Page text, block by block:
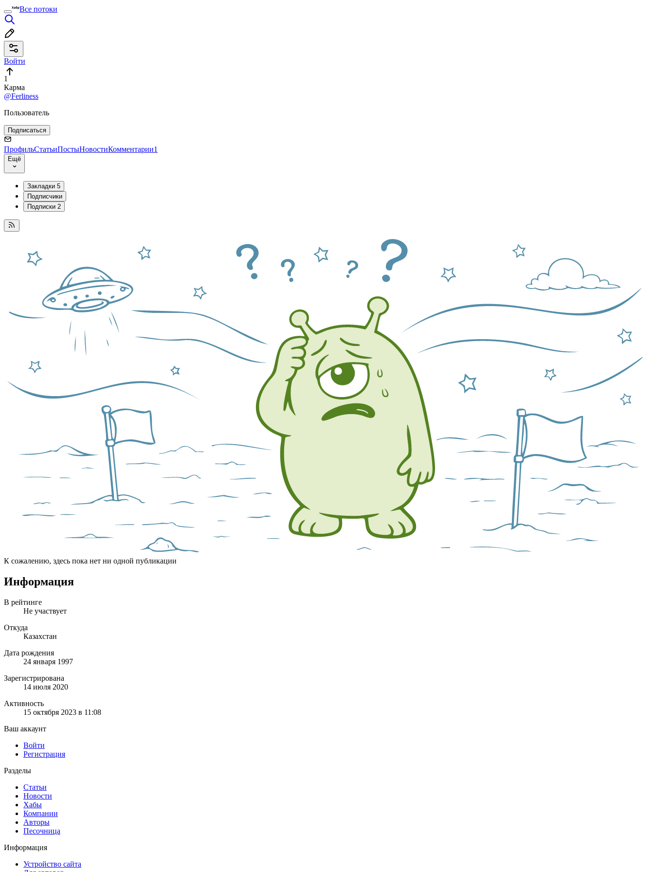
Все потоки
Войти
1
Карма
@Ferliness
Пользователь
Подписаться
ПрофильСтатьиПостыНовостиКомментарии1
Ещё
Закладки 5
Подписчики
Подписки 2
К сожалению, здесь пока нет ни одной публикации
Информация
В рейтинге
Не участвует
Откуда
Казахстан
Дата рождения
24 января 1997
Зарегистрирована
14 июля 2020
Активность
15 октября 2023 в 11:08
Ваш аккаунт
Войти
Регистрация
Разделы
Статьи
Новости
Хабы
Компании
Авторы
Песочница
Информация
Устройство сайта